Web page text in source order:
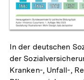
In der deutschen
der
Kranken-, Unfall-,